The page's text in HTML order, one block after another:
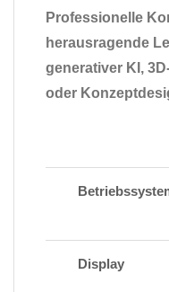
Professionelle
herausragende
generativer KI,
oder
Display